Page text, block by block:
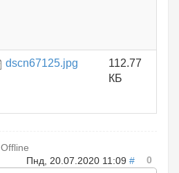
dscn67125.jpg
112.77
КБ
Offline
Пнд, 20.07.2020 11:09 # 0